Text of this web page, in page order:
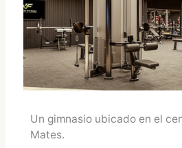
Un gimnasio ubicado en el
Mates.